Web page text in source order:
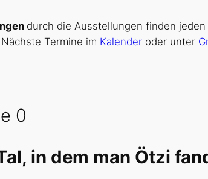
durch die Ausstellungen finden
Termine im Kalender oder unter
0
in dem man Ötzi